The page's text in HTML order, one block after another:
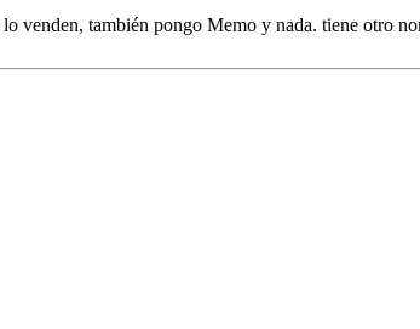
venden, también pongo Memo y nada. tiene otro